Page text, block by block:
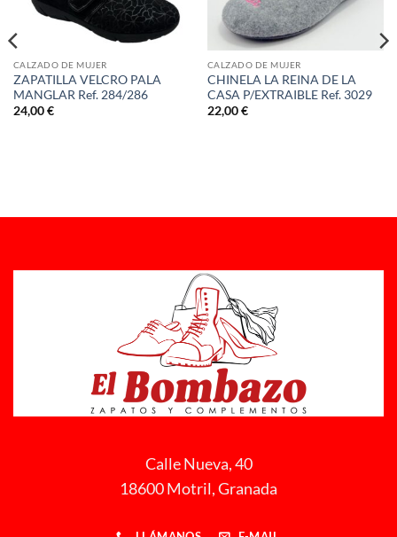
CALZADO DE MUJER
ZAPATILLA VELCRO PALA
MANGLAR Ref. 284/286
24,00€
CALZADO DE MUJER
CHINELA LA REINA DE LA
CASA P/EXTRAIBLE Ref. 3029
22,00€
Calle Nueva, 40
18600 Motril, Granada